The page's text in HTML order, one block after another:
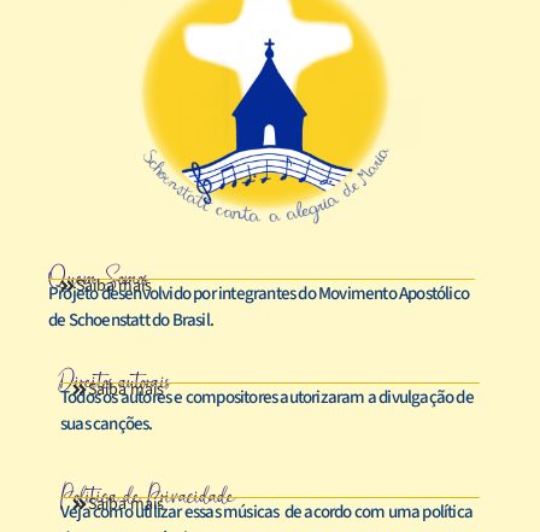
Quem Somos
Saiba mais
Projeto desenvolvido por integrantes do Movimento Apostólico
de Schoenstatt do Brasil.
Direitos autorais
Saiba mais
Todos os autores e compositores autorizaram a divulgação de
suas canções.
Política de Privacidade
Saiba mais
Veja como utilizar essas músicas de acordo com uma política